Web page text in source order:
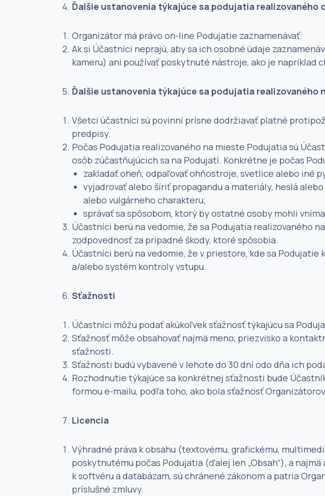
Ďalšie ustanovenia týkajúce sa podujatia realizovaného
Organizátor má právo on-line Podujatie zaznamenávať.
Ak si Účastníci neprajú, aby sa ich osobné údaje
kameru) ani používať poskytnuté nástroje, ako je napríklad
Ďalšie ustanovenia týkajúce sa podujatia realizovaného
Všetci účastníci sú povinní prísne dodržiavať platné
predpisy.
Počas Podujatia realizovaného na mieste Podujatia sú
osôb zúčastňujúcich sa na Podujatí. Konkrétne je počas
zakladať oheň, odpaľovať ohňostroje, svetlice alebo iné
vyjadrovať alebo šíriť propagandu a materiály, heslá
alebo vulgárneho charakteru;
správať sa spôsobom, ktorý by ostatné osoby mohli
Účastníci berú na vedomie, že sa Podujatia realizovaného
zodpovednosť za prípadné škody, ktoré spôsobia.
Účastníci berú na vedomie, že v priestore, kde sa
a/alebo systém kontroly vstupu.
Sťažnosti
Účastníci môžu podať akúkoľvek sťažnosť týkajúcu sa
Sťažnosť môže obsahovať najmä meno, priezvisko a
sťažnosti.
Sťažnosti budú vybavené v lehote do 30 dní odo dňa ich
Rozhodnutie týkajúce sa konkrétnej sťažnosti bude
formou e-mailu, podľa toho, ako bola sťažnosť
Licencia
Výhradné práva k obsahu (textovému, grafickému,
poskytnutému počas Podujatia (ďalej len „Obsah“), a
k softvéru a databázam, sú chránené zákonom a patria
príslušné zmluvy.